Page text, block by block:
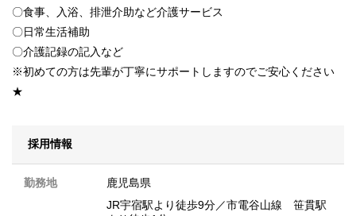
〇食事、入浴、排泄介助など介護サービス
〇日常生活補助
〇介護記録の記入など
※初めての方は先輩が丁寧にサポートしますのでご安心ください
★
採用情報
勤務地
鹿児島県
JR宇宿駅より徒歩9分／市電谷山線 笹貫駅